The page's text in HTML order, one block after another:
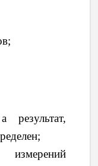
результат,